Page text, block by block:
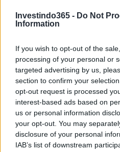
Investindo365 - Do Not
Information
If you wish to opt-out of the
processing of your personal or
targeted advertising by us,
section to confirm your
opt-out request is processed
interest-based ads based on
us or personal information
your opt-out. You may
disclosure of your personal
IAB’s list of downstream